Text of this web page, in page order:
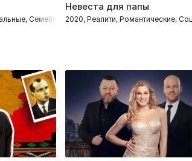
Семейные
Невеста для папы
2020, Реалити, Романтические,